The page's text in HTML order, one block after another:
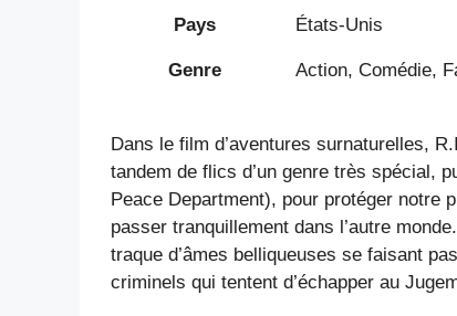
Pays États-Unis
Genre Action, Comédie,
Dans le film d’aventures surnaturelles,
tandem de flics d’un genre très spécial,
Peace Department), pour protéger notre
passer tranquillement dans l’autre
traque d’âmes belliqueuses se faisant
criminels qui tentent d’échapper au